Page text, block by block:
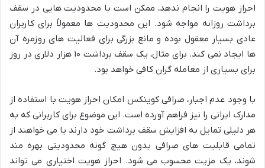
احراز هویت را انجام ندهد، ممکن است با محدودیت هایی در سقف
برداشت روزانه مواجه شود. این محدودیت ها معمولاً برای کاربران
عادی بسیار معقول بوده و مانع بزرگی برای فعالیت های روزمره آن
ها ایجاد نمی کند. برای مثال، یک سقف برداشت ۱۰ هزار دلاری در روز
برای بسیاری از معامله گران کافی خواهد بود.
با وجود عدم اجبار، صرافی کوینکس امکان احراز هویت با استفاده از
مدارک ایرانی را نیز فراهم آورده است. این موضوع برای کاربرانی که به
هر دلیلی تمایل به افزایش سقف برداشت خود دارند یا می خواهند از
تمامی قابلیت های صرافی بدون هیچ گونه محدودیتی بهره مند
شوند، یک مزیت محسوب می شود. احراز هویت اختیاری می تواند